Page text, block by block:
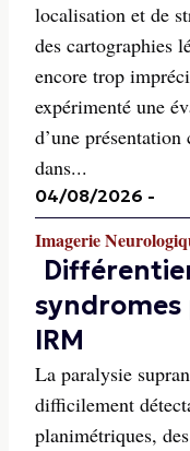
localisation et de
des cartographies
encore trop
expérimenté une
d’une
dans...
04/08/2026 -
Imagerie
syndromes
IRM
La paralysie
difficilement
planimétriques,